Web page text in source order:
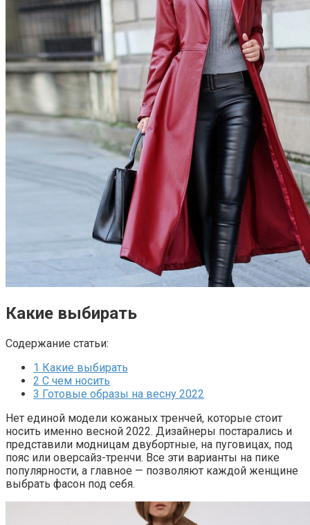
Какие выбирать
Содержание статьи:
1 Какие выбирать
2 С чем носить
3 Готовые образы на весну 2022
Нет единой модели кожаных тренчей, которые стоит
носить именно весной 2022. Дизайнеры постарались и
представили модницам двубортные, на пуговицах, под
пояс или оверсайз-тренчи. Все эти варианты на пике
популярности, а главное — позволяют каждой женщине
выбрать фасон под себя.